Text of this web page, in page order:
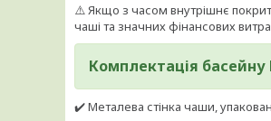
⚠️ Якщо з часом внутрішнє
чаші та значних фінансових
Комплектація басейну
✔️ Металева стінка чаши,